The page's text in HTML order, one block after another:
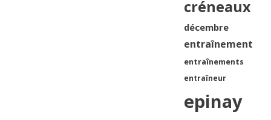
créneaux
décembre
entraînement
entraînements
entraîneur
epinay